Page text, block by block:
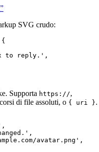
SVG crudo:
to reply.' ,
Supporta https://,
di file assoluti, o { uri }.
,
,
avatar.png' ,